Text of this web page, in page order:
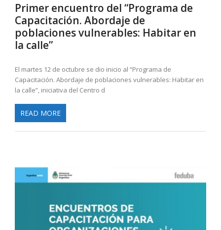
Primer encuentro del “Programa de
Capacitación. Abordaje de
poblaciones vulnerables: Habitar en
la calle”
El martes 12 de octubre se dio inicio al “Programa de
Capacitación. Abordaje de poblaciones vulnerables: Habitar en
la calle”, iniciativa del Centro d
READ MORE